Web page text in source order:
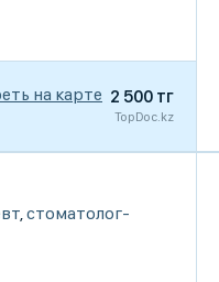
на карте 2 500 тг
TopDoc.kz
,стоматолог-